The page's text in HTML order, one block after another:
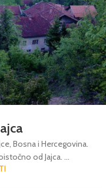
Bosna i Hercegovina.
od Jajca. ...